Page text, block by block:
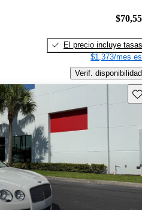
El precio incluye tasas
$1,373/mes
Verif. disponibilidad